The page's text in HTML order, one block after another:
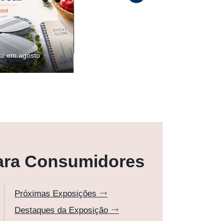
é
Xangai que você não vai
Consumidores
Próximas Exposições
Destaques da Exposição